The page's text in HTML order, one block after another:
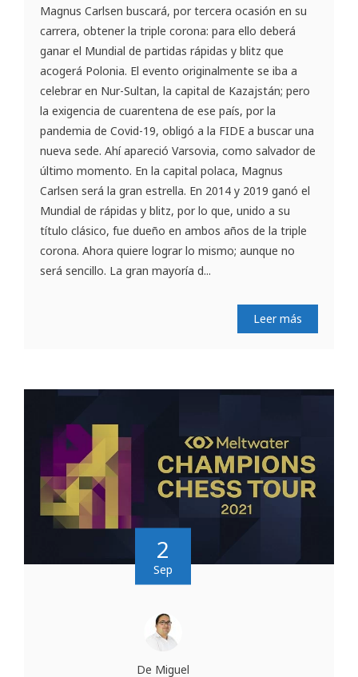
Magnus Carlsen buscará, por tercera ocasión en su
carrera, obtener la triple corona: para ello deberá
ganar el Mundial de partidas rápidas y blitz que
acogerá Polonia. El evento originalmente se iba a
celebrar en Nur-Sultan, la capital de Kazajstán; pero
la exigencia de cuarentena de ese país, por la
pandemia de Covid-19, obligó a la FIDE a buscar una
nueva sede. Ahí apareció Varsovia, como salvador de
último momento. En la capital polaca, Magnus
Carlsen será la gran estrella. En 2014 y 2019 ganó el
Mundial de rápidas y blitz, por lo que, unido a su
título clásico, fue dueño en ambos años de la triple
corona. Ahora quiere lograr lo mismo; aunque no
será sencillo. La gran mayoría d...
Leer más
2
Sep
De Miguel